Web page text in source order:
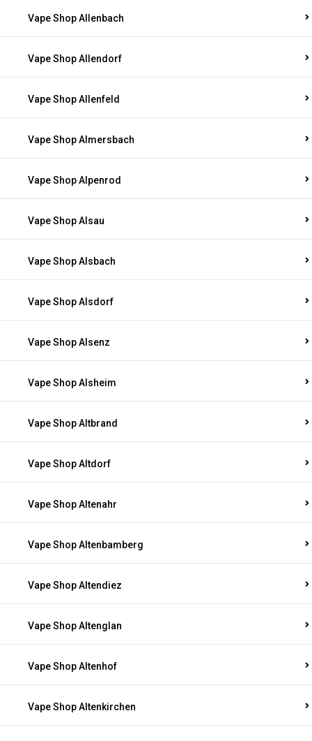
Vape Shop Allenbach
Vape Shop Allendorf
Vape Shop Allenfeld
Vape Shop Almersbach
Vape Shop Alpenrod
Vape Shop Alsau
Vape Shop Alsbach
Vape Shop Alsdorf
Vape Shop Alsenz
Vape Shop Alsheim
Vape Shop Altbrand
Vape Shop Altdorf
Vape Shop Altenahr
Vape Shop Altenbamberg
Vape Shop Altendiez
Vape Shop Altenglan
Vape Shop Altenhof
Vape Shop Altenkirchen